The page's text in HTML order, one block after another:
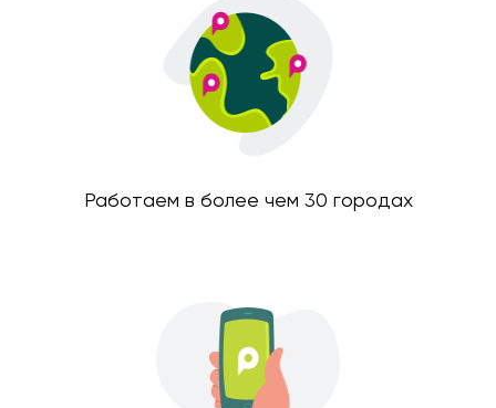
Работаем в более чем 30 городах